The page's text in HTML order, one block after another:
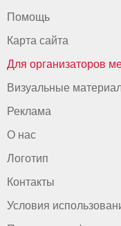
Помощь
Карта сайта
Для организаторов
Визуальные
Реклама
О нас
Логотип
Контакты
Условия